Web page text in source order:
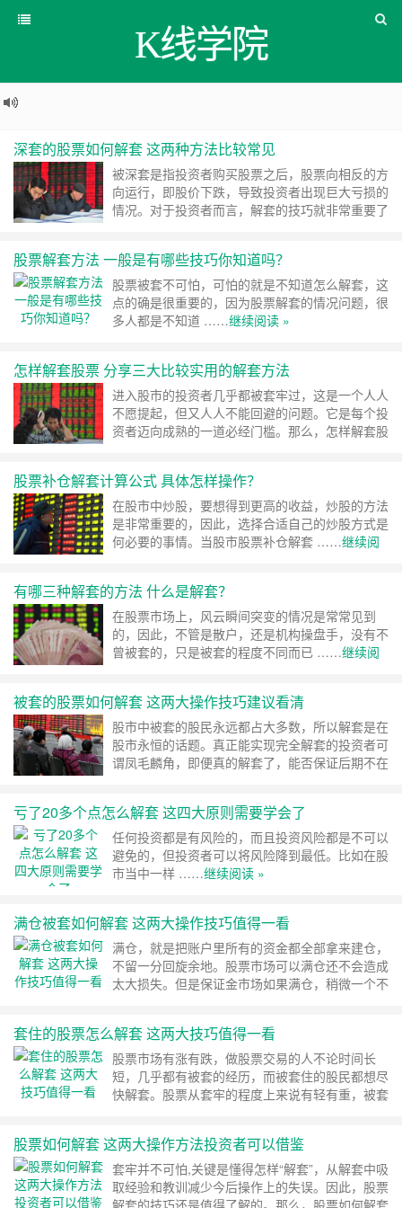
K线学院
深套的股票如何解套 这两种方法比较常见
被深套是指投资者购买股票之后，股票向相反的方
向运行，即股价下跌，导致投资者出现巨大亏损的
情况。对于投资者而言，解套的技巧就非常重要了
股票解套方法 一般是有哪些技巧你知道吗？
股票被套不可怕，可怕的就是不知道怎么解套，这
点的确是很重要的，因为股票解套的情况问题，很
多人都是不知道 ……继续阅读 »
怎样解套股票 分享三大比较实用的解套方法
进入股市的投资者几乎都被套牢过，这是一个人人
不愿提起，但又人人不能回避的问题。它是每个投
资者迈向成熟的一道必经门槛。那么，怎样解套股
股票补仓解套计算公式 具体怎样操作？
在股市中炒股，要想得到更高的收益，炒股的方法
是非常重要的，因此，选择合适自己的炒股方式是
何必要的事情。当股市股票补仓解套 ……继续阅
有哪三种解套的方法 什么是解套？
在股票市场上，风云瞬间突变的情况是常常见到
的，因此，不管是散户，还是机构操盘手，没有不
曾被套的，只是被套的程度不同而已 ……继续阅
被套的股票如何解套 这两大操作技巧建议看清
股市中被套的股民永远都占大多数，所以解套是在
股市永恒的话题。真正能实现完全解套的投资者可
谓凤毛麟角，即便真的解套了，能否保证后期不在
亏了20多个点怎么解套 这四大原则需要学会了
任何投资都是有风险的，而且投资风险都是不可以
避免的，但投资者可以将风险降到最低。比如在股
市当中一样 ……继续阅读 »
满仓被套如何解套 这两大操作技巧值得一看
满仓，就是把账户里所有的资金都全部拿来建仓，
不留一分回旋余地。股票市场可以满仓还不会造成
太大损失。但是保证金市场如果满仓，稍微一个不
套住的股票怎么解套 这两大技巧值得一看
股票市场有涨有跌，做股票交易的人不论时间长
短，几乎都有被套的经历，而被套住的股民都想尽
快解套。股票从套牢的程度上来说有轻有重，被套
股票如何解套 这两大操作方法投资者可以借鉴
套牢并不可怕,关键是懂得怎样“解套”，从解套中吸
取经验和教训减少今后操作上的失误。因此，股票
解套的技巧还是值得了解的。那么，股票如何解套